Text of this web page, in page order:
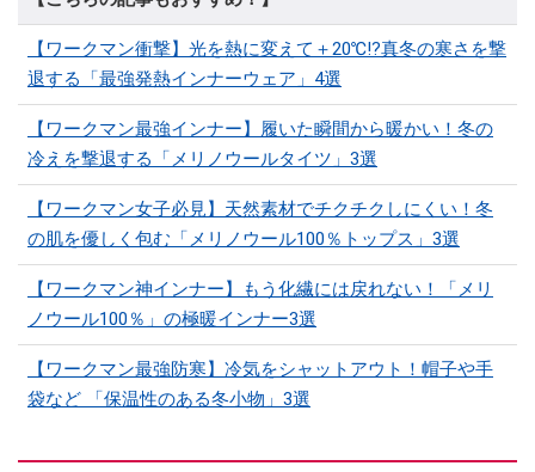
【ワークマン衝撃】光を熱に変えて＋20℃!?真冬の寒さを撃
退する「最強発熱インナーウェア」4選
【ワークマン最強インナー】履いた瞬間から暖かい！冬の
冷えを撃退する「メリノウールタイツ」3選
【ワークマン女子必見】天然素材でチクチクしにくい！冬
の肌を優しく包む「メリノウール100％トップス」3選
【ワークマン神インナー】もう化繊には戻れない！「メリ
ノウール100％」の極暖インナー3選
【ワークマン最強防寒】冷気をシャットアウト！帽子や手
袋など 「保温性のある冬小物」3選